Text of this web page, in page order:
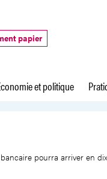
papier
et politique
pourra arriver en